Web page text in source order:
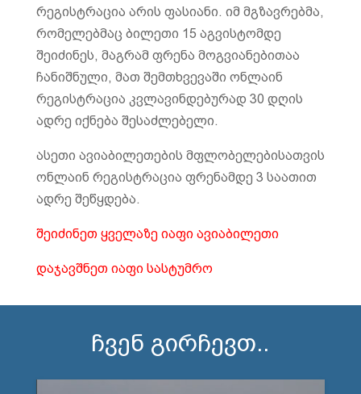
რეგისტრაცია არის ფასიანი. იმ მგზავრებმა,
რომელებმაც ბილეთი 15 აგვისტომდე
შეიძინეს, მაგრამ ფრენა მოგვიანებითაა
ჩანიშნული, მათ შემთხვევაში ონლაინ
რეგისტრაცია კვლავინდებურად 30 დღის
ადრე იქნება შესაძლებელი.
ასეთი ავიაბილეთების მფლობელებისათვის
ონლაინ რეგისტრაცია ფრენამდე 3 საათით
ადრე შეწყდება.
შეიძინეთ ყველაზე იაფი ავიაბილეთი
დაჯავშნეთ იაფი სასტუმრო
ჩვენ გირჩევთ..